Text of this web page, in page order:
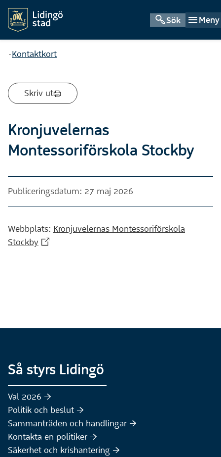
Sök Meny
Du är här:
Kontaktkort
Skriv ut
Kronjuvelernas
Montessoriförskola Stockby
Publiceringsdatum: 27 maj 2026
Webbplats: Kronjuvelernas Montessoriförskola
Stockby (Extern webbplats)
Så styrs Lidingö
Val 2026 :höger:
Politik och beslut :höger:
Sammanträden och handlingar :höger:
Kontakta en politiker :höger:
Säkerhet och krishantering :höger: